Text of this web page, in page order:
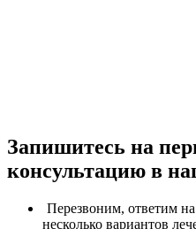
Запишитесь на
консультацию в
Перезвоним, ответим
несколько вариантов